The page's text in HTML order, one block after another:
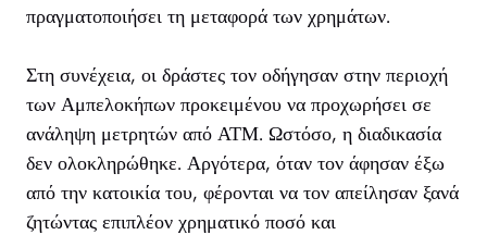
πραγματοποιήσει τη μεταφορά των χρημάτων.
Στη συνέχεια, οι δράστες τον οδήγησαν στην περιοχή
των Αμπελοκήπων προκειμένου να προχωρήσει σε
ανάληψη μετρητών από ΑΤΜ. Ωστόσο, η διαδικασία
δεν ολοκληρώθηκε. Αργότερα, όταν τον άφησαν έξω
από την κατοικία του, φέρονται να τον απείλησαν ξανά
ζητώντας επιπλέον χρηματικό ποσό και